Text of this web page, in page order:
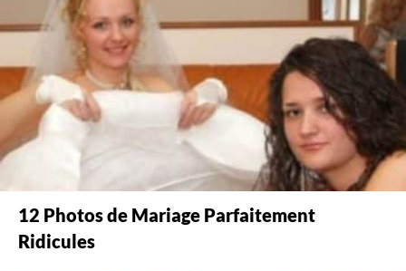
12 Photos de Mariage Parfaitement
Ridicules